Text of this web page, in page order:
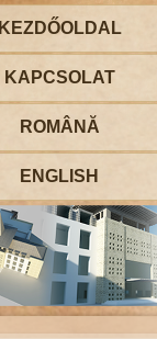
KEZDŐOLDAL
KAPCSOLAT
ROMÂNĂ
ENGLISH